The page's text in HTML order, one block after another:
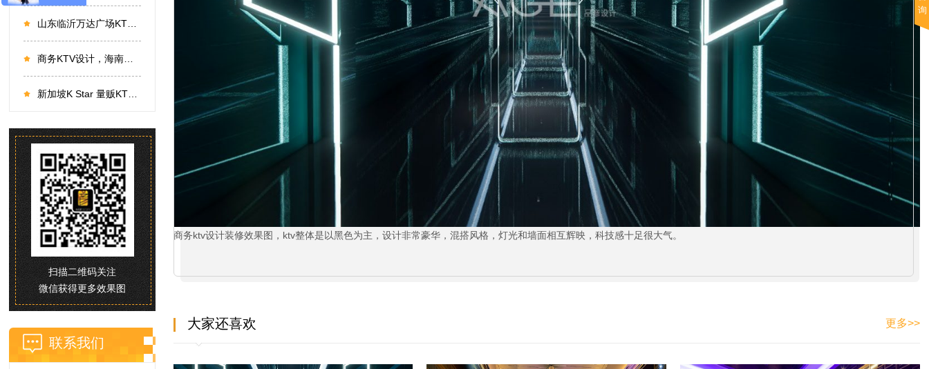
山东临沂万达广场KTV丨在有限空间中创造无限可能
商务KTV设计，海南海口梵华KTV设计实景
新加坡K Star 量贩KTV丨多元碰撞下的艺术表达
扫描二维码关注
微信获得更多效果图
联系我们
商务ktv设计装修效果图，ktv整体是以黑色为主，设计非常豪华，混搭风格，灯光和墙面相互辉映，科技感十足很大气。
大家还喜欢 更多>>
询